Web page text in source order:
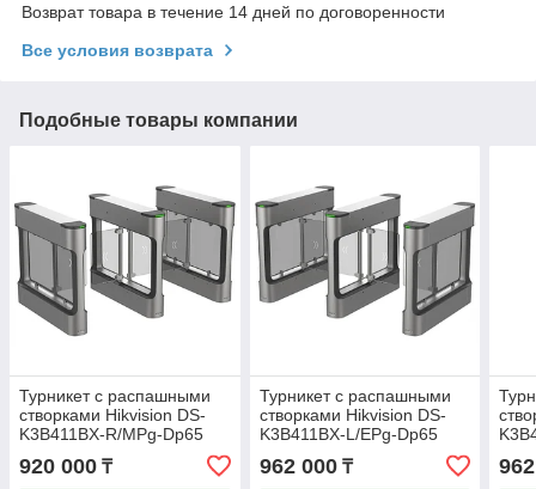
Возврат товара в течение 14 дней по договоренности
Все условия возврата
Подобные товары компании
Турникет с распашными
створками Hikvision DS-
K3B411BX-R/MPg-Dp65
(правый крайний элемент)
920 000 ₸
Турникет с распашными
створками Hikvision DS-
K3B411BX-L/EPg-Dp65
(левый крайний элемент)
962 000₸